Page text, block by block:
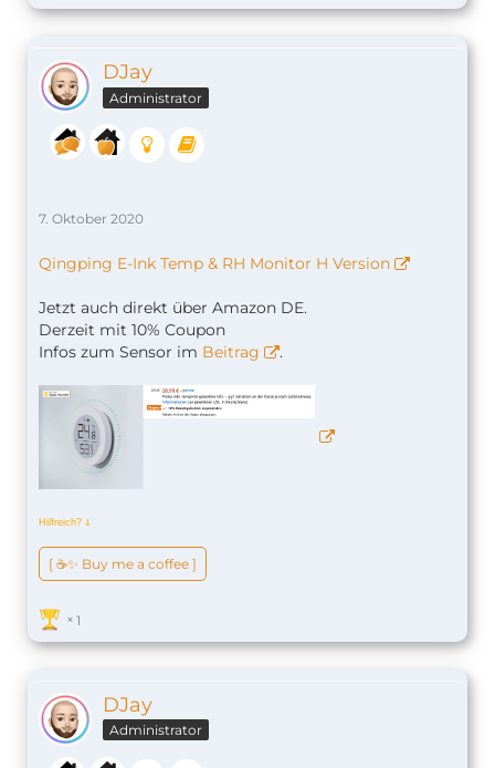
DJay
Administrator
7. Oktober 2020
Qingping E-Ink Temp & RH Monitor H Version
Jetzt auch direkt über Amazon DE.
Derzeit mit 10% Coupon
Infos zum Sensor im Beitrag .
Hilfreich? ↆ
[ ☕️✨ Buy me a coffee ]
1
DJay
Administrator